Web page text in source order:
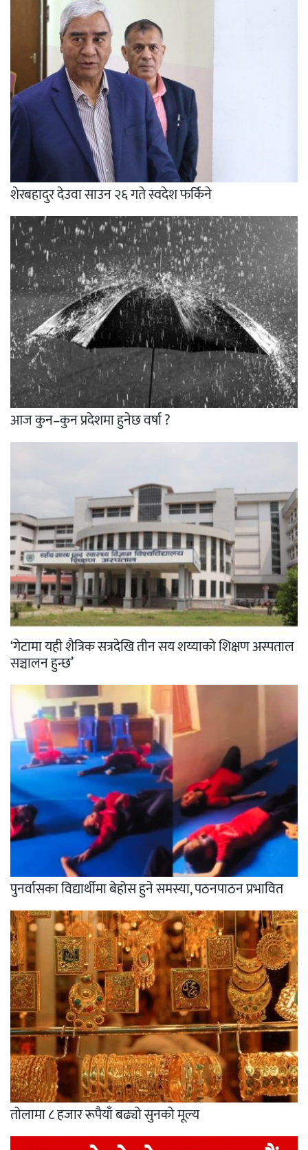
शेरबहादुर देउवा साउन २६ गते स्वदेश फर्किने
आज कुन–कुन प्रदेशमा हुनेछ वर्षा ?
‘गेटामा यही शैत्रिक सत्रदेखि तीन सय शय्याको शिक्षण अस्पताल
सञ्चालन हुन्छ’
पुनर्वासका विद्यार्थीमा बेहोस हुने समस्या, पठनपाठन प्रभावित
तोलामा ८ हजार रूपैयाँ बढ्यो सुनको मूल्य